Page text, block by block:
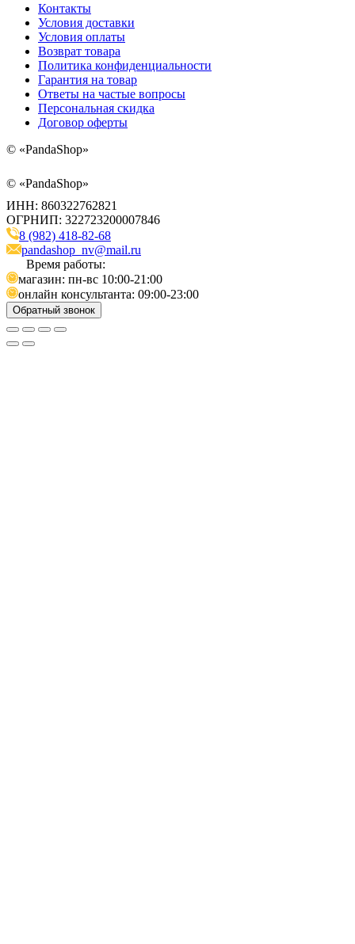
Контакты
Условия доставки
Условия оплаты
Возврат товара
Политика конфиденциальности
Гарантия на товар
Ответы на частые вопросы
Персональная скидка
Договор оферты
© «PandaShop»
© «PandaShop»
ИНН: 860322762821
ОГРНИП: 322723200007846
8 (982) 418-82-68
pandashop_nv@mail.ru
Время работы:
магазин: пн-вс 10:00-21:00
онлайн консультанта: 09:00-23:00
Обратный звонок